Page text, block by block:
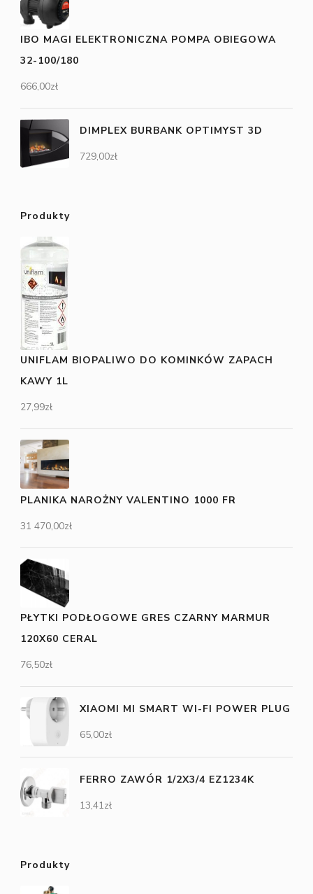
IBO MAGI ELEKTRONICZNA POMPA OBIEGOWA
32-100/180
666,00zł
DIMPLEX BURBANK OPTIMYST 3D
729,00zł
Produkty
UNIFLAM BIOPALIWO DO KOMINKÓW ZAPACH
KAWY 1L
27,99zł
PLANIKA NAROŻNY VALENTINO 1000 FR
31 470,00zł
PŁYTKI PODŁOGOWE GRES CZARNY MARMUR
120X60 CERAL
76,50zł
XIAOMI MI SMART WI-FI POWER PLUG
65,00zł
FERRO ZAWÓR 1/2X3/4 EZ1234K
13,41zł
Produkty